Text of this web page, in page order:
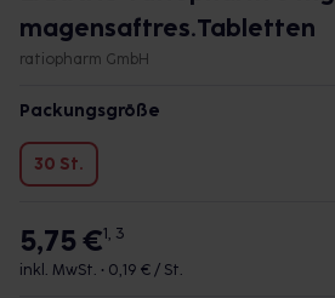
magensaftres.Tabletten
ratiopharm GmbH
Packungsgröße
30 St.
5,75 €1, 3
inkl. MwSt. • 0,19 € / St.